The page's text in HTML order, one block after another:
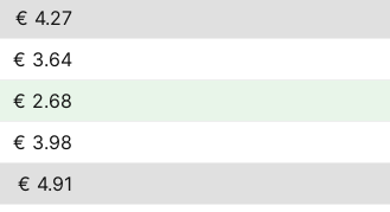
€ 4.27
€ 3.64
€ 2.68
€ 3.98
€ 4.91